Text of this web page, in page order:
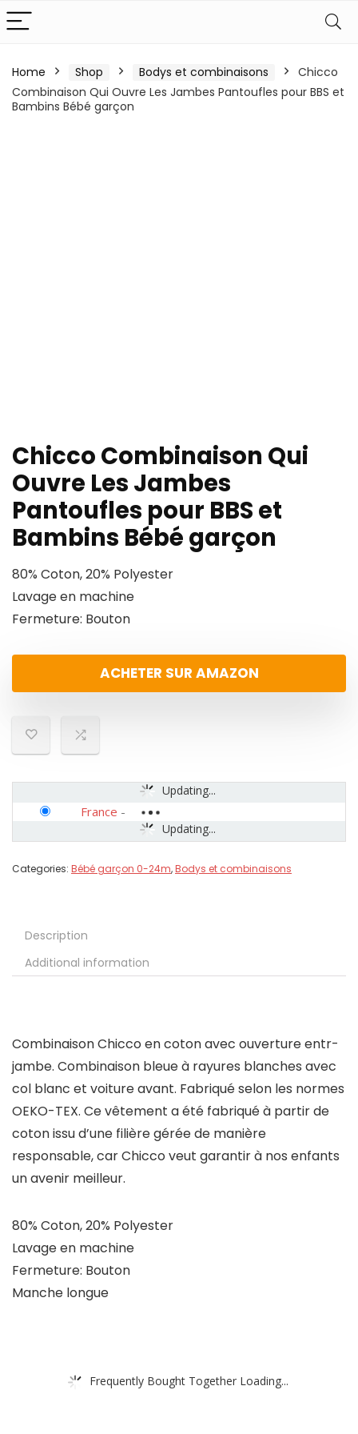
Home Shop Bodys et combinaisons
Chicco
Combinaison Qui Ouvre Les Jambes Pantoufles pour BBS et
Bambins Bébé garçon
Chicco Combinaison Qui
Ouvre Les Jambes
Pantoufles pour BBS et
Bambins Bébé garçon
80% Coton, 20% Polyester
Lavage en machine
Fermeture: Bouton
ACHETER SUR AMAZON
Updating...
Updating...
France -
Categories: Bébé garçon 0-24m,Bodys et combinaisons
Description
Additional information
Combinaison Chicco en coton avec ouverture entr-
jambe. Combinaison bleue à rayures blanches avec
col blanc et voiture avant. Fabriqué selon les normes
OEKO-TEX. Ce vêtement a été fabriqué à partir de
coton issu d’une filière gérée de manière
responsable, car Chicco veut garantir à nos enfants
un avenir meilleur.
80% Coton, 20% Polyester
Lavage en machine
Fermeture: Bouton
Manche longue
Frequently Bought Together Loading...